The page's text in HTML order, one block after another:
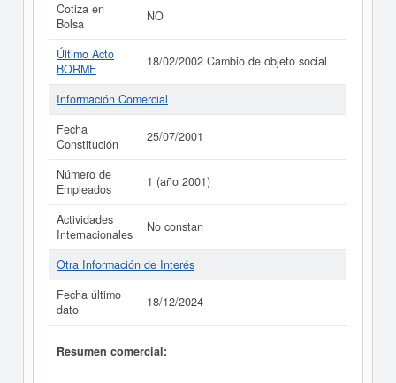
Cotiza en
Bolsa
NO
Último Acto
BORME
18/02/2002 Cambio de objeto social
Información Comercial
Fecha
Constitución
25/07/2001
Número de
Empleados
1 (año 2001)
Actividades
Internacionales
No constan
Otra Información de Interés
Fecha último
dato
18/12/2024
Resumen comercial: